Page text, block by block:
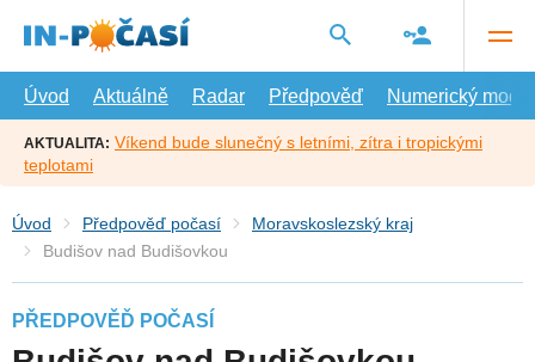
hlavní
Úvod
Aktuálně Radar Předpověď Numerický model
AKTUALITA: Víkend bude slunečný s letními, zítra i tropickými
teplotami
Úvod Předpověď počasí
Moravskoslezský kraj
Budišov nad Budišovkou
PŘEDPOVĚĎ POČASÍ